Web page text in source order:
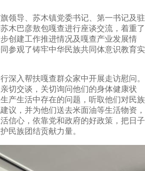
导、苏木镇党委书记、第一书记及驻
木巴彦敖包嘎查进行座谈交流，着重了
创建工作推进情况及嘎查产业发展情
参观了铸牢中华民族共同体意识教育实
入帮扶嘎查群众家中开展走访慰问。
切交谈，关切询问他们的身体健康状
产生活中存在的问题，听取他们对民族
议，并为他们送去米面油等生活物资，
信心，依靠党和政府的好政策，把日子
民族团结贡献力量。